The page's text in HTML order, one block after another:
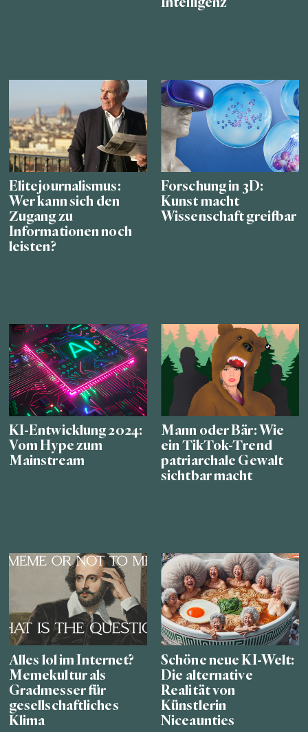
Elitejournalismus:
Wer kann sich den
Zugang zu
Informationen noch
leisten?
Forschung in 3D:
Kunst macht
Wissenschaft greifbar
KI-Entwicklung 2024:
Vom Hype zum
Mainstream
Mann oder Bär: Wie
ein TikTok-Trend
patriarchale Gewalt
sichtbar macht
Alles lol im Internet?
Memekultur als
Gradmesser für
gesellschaftliches
Klima
Schöne neue KI-Welt:
Die alternative
Realität von
Künstlerin
Niceaunties